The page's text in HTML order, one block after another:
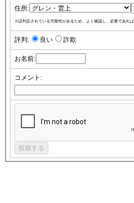
住所:
※誤判定されている可能性があるため、よく確認し、必要であれ
評判: 良い 詐欺
お名前:
コメント: